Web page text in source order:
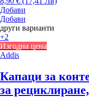
Добави
Добави
други варианти
+2
Изгодна цена
Addis
Капаци за
за